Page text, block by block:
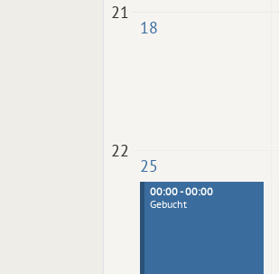
21
18
22
25
00:00 - 00:00
Gebucht